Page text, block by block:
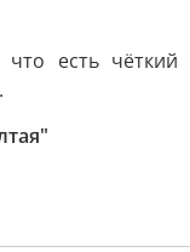
что есть чёткий